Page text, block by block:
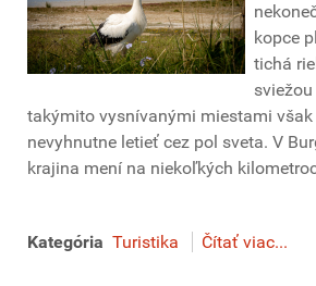
kopce
tichá
takýmito vysnívanými miestami však
nevyhnutne letieť cez pol sveta. V
krajina mení na niekoľkých
Kategória Turistika Čítať viac...